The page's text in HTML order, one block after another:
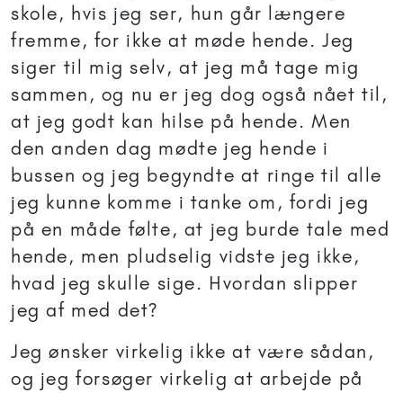
skole, hvis jeg ser, hun går længere
fremme, for ikke at møde hende. Jeg
siger til mig selv, at jeg må tage mig
sammen, og nu er jeg dog også nået til,
at jeg godt kan hilse på hende. Men
den anden dag mødte jeg hende i
bussen og jeg begyndte at ringe til alle
jeg kunne komme i tanke om, fordi jeg
på en måde følte, at jeg burde tale med
hende, men pludselig vidste jeg ikke,
hvad jeg skulle sige. Hvordan slipper
jeg af med det?
Jeg ønsker virkelig ikke at være sådan,
og jeg forsøger virkelig at arbejde på